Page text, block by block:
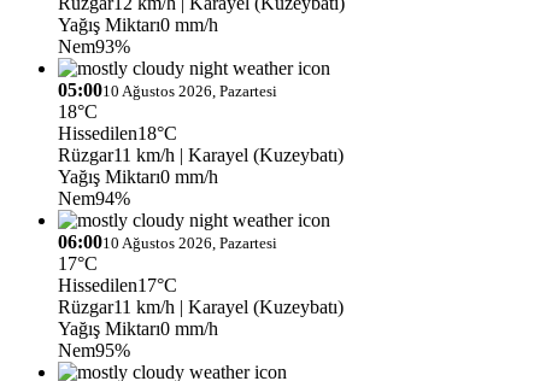
Yağış Miktarı0 mm/h
Nem93%
05:0010 Ağustos 2026, Pazartesi
18°C
Hissedilen18°C
Rüzgar11 km/h | Karayel (Kuzeybatı)
Yağış Miktarı0 mm/h
Nem94%
06:0010 Ağustos 2026, Pazartesi
17°C
Hissedilen17°C
Rüzgar11 km/h | Karayel (Kuzeybatı)
Yağış Miktarı0 mm/h
Nem95%